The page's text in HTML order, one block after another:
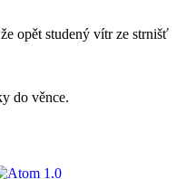
opět studený vítr ze strnišť
do věnce.